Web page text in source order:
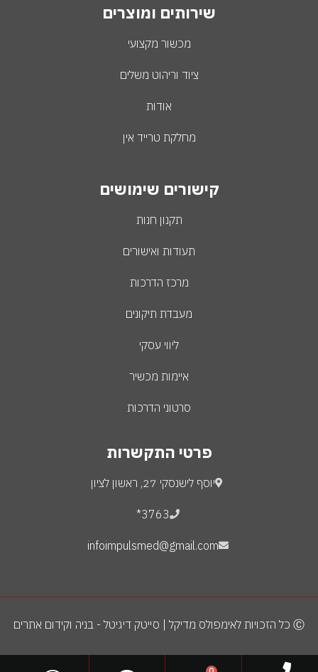
שירותים ומוצרים
מכשור מקצועי
ציוד וריהוט משלים
אודות
מחלקת טרייד אין
קישורים שימושים
תקנון חנות
תעודות ואישורים
מרכז הדרכות
מעבדת תיקונים
ליווי עסקי
איימות מכשיר
סרטוני הדרכות
פרטי התקשרות
יוסף לישנסקי 27, ראשון לציון
3763*
infoimpulsmed@gmail.com
Ⓒ כל הזכויות לאימפולס מדיקל | סייטק דיגיטל - בניה וקידום אתרים